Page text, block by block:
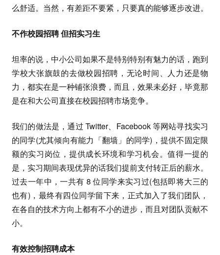
么舒适。当然，有差距不要紧，只要真的能够逐步改进。
不作校园招聘 但招实习生
坦率的说，中小公司如果不是特别特别有魅力的话，跑到
学校大张旗鼓的去做校园招聘，无论时间、人力还是物
力，都实在是一种铺张浪费，而且，效果未必好，毕竟那
是在和大公司直接在校园招聘市场竞争。
我们的做法是，通过 Twitter、Facebook 等网站寻找实习
的同学(尤其倾向有能力「翻墙」的同学)，提供不固定限
额的实习岗位，提供成长环境和学习机会。值得一提的
是，实习期间表现优异的话我们提前支付转正后的薪水。
过去一年中，一共有 8 位同学来实习过(包括即将大三的
也有)，最终有四位同学留下来，正式加入了我们团队，
在各自的技术方向上都有不小的进步，而且对团队贡献不
小。
有效控制招聘成本